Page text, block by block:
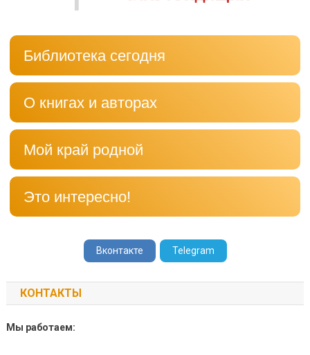
Библиотека сегодня
О книгах и авторах
Мой край родной
Это интересно!
Вконтакте Telegram
КОНТАКТЫ
Мы работаем: